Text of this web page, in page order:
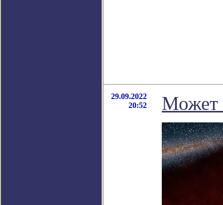
29.09.2022
20:52
Может